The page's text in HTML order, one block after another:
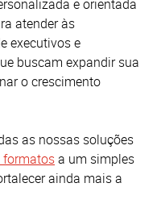
e orientada
atender às
executivos e
buscam expandir sua
o crescimento
as nossas soluções
formatosa um simples
ainda mais a